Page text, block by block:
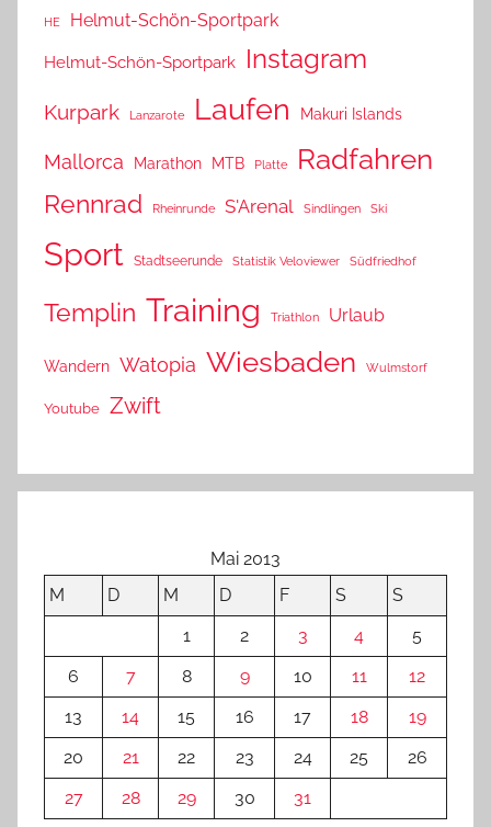
HE Helmut-Schön-Sportpark
Helmut-Schön-Sportpark Instagram
Kurpark Lanzarote Laufen Makuri Islands
Mallorca Marathon MTB Platte Radfahren
Rennrad Rheinrunde S'Arenal Sindlingen Ski
Sport Stadtseerunde Statistik Veloviewer Südfriedhof
Templin Training Triathlon Urlaub
Wandern Watopia Wiesbaden Wulmstorf
Youtube Zwift
Mai 2013
M
D M D F S
S
1
2 3 4
5
6
7 8 9 10 11
12
13
14 15 16 17 18
19
20
21 22 23 24 25
26
27
28 29 30 31